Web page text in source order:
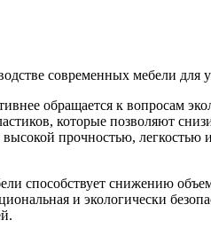
обращается к вопросам
которые позволяют
прочностью,
способствует снижению
и экологически